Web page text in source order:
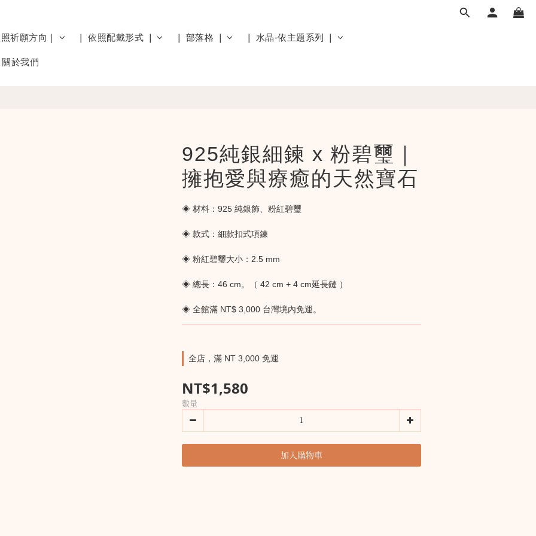
祈願方向｜ ❘ 依照配戴形式 ❘ ❘ 部落格 ❘ ❘ 水晶-依主題系列 ❘
關於我們
925純銀細鍊 x 粉碧璽｜
擁抱愛與療癒的天然寶石
◈ 材料：925 純銀飾、粉紅碧璽
◈ 款式：細款扣式項鍊
◈ 粉紅碧璽大小：2.5 mm
◈ 總長：46 cm。（ 42 cm + 4 cm延長鏈 ）
◈ 全館滿 NT$ 3,000 台灣境內免運。
全店，滿 NT 3,000 免運
NT$1,580
數量
加入購物車